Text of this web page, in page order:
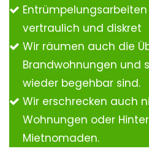
vertraulich und diskret
Wir räumen auch die
Brandwohnungen und
wieder begehbar sind.
Wir erschrecken auch
Wohnungen oder
Mietnomaden.